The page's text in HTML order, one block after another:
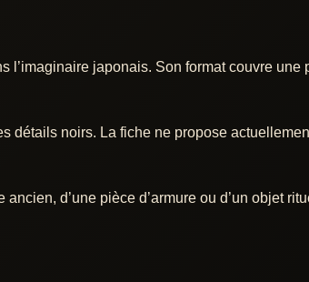
japonais. Son format couvre une
détails noirs. La fiche ne propose
d’une pièce d’armure ou d’un objet